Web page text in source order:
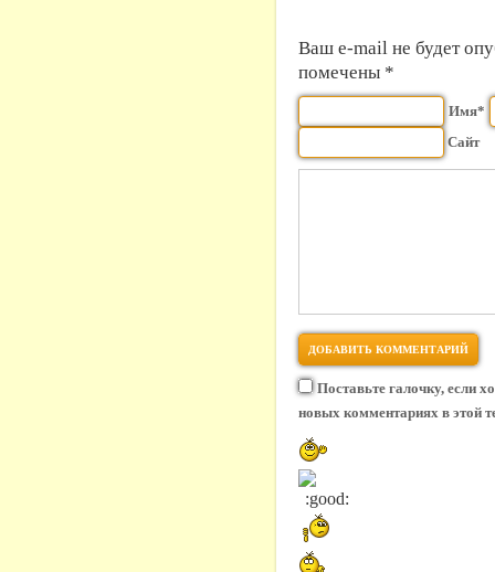
Ваш e-mail не будет
помечены *
Имя*
Сайт
Поставьте галочку, если
новых комментариях в этой